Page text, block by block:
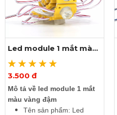
Xem thêm ảnh
Led module 1 mắt màu
vàng đậm
3.500 đ
Mô tả về led module 1 mắt
màu vàng đậm
Tên sản phẩm: Led